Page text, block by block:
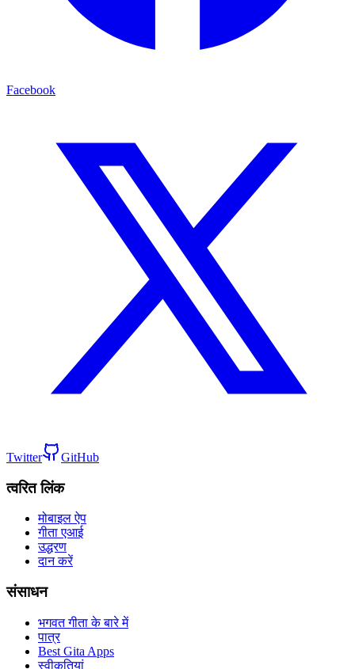
Facebook
Twitter GitHub
त्वरित लिंक
मोबाइल ऐप
गीता एआई
उद्धरण
दान करें
संसाधन
भगवत गीता के बारे में
पात्र
Best Gita Apps
स्वीकृतियां